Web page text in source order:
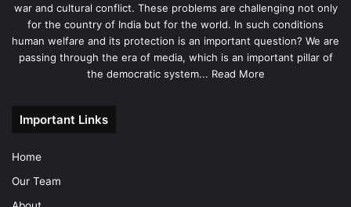
war and cultural conflict. These problems are challenging not only
for the country of India but for the world. In such conditions
human welfare and its protection is an important question? We are
passing through the era of media, which is an important pillar of
the democratic system... Read More
Important Links
Home
Our Team